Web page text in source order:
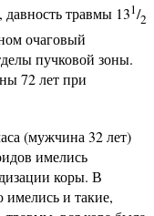
травмы 131/2
очаговый
пучковой зоны.
72 лет при
(мужчина 32 лет)
имелись
коры. В
и такие,